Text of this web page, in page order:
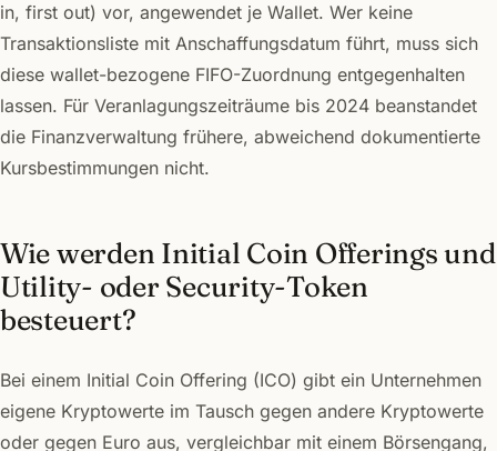
in, first out) vor, angewendet je Wallet. Wer keine
Transaktionsliste mit Anschaffungsdatum führt, muss sich
diese wallet-bezogene FIFO-Zuordnung entgegenhalten
lassen. Für Veranlagungszeiträume bis 2024 beanstandet
die Finanzverwaltung frühere, abweichend dokumentierte
Kursbestimmungen nicht.
Wie werden Initial Coin Offerings und
Utility- oder Security-Token
besteuert?
Bei einem Initial Coin Offering (ICO) gibt ein Unternehmen
eigene Kryptowerte im Tausch gegen andere Kryptowerte
oder gegen Euro aus, vergleichbar mit einem Börsengang,